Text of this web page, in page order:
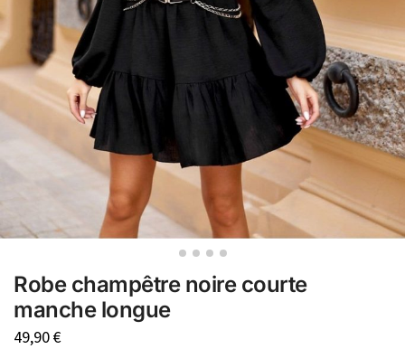
Robe champêtre noire courte
manche longue
49,90€